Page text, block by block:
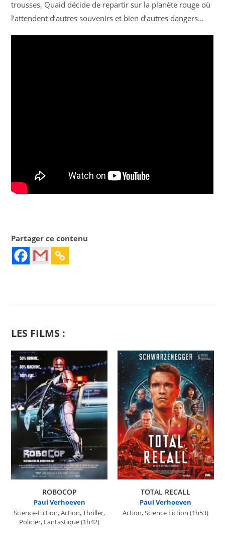
trousses, Quaid décide de repartir sur la planète rouge où
l’attendent d’autres souvenirs et bien d’autres dangers…
Partager ce contenu
LES FILMS :
ROBOCOP
Paul Verhoeven
Science-Fiction, Action, Thriller,
Policier, Fantastique(1h42)
TOTAL RECALL
Paul Verhoeven
Action, Science Fiction (1h53)